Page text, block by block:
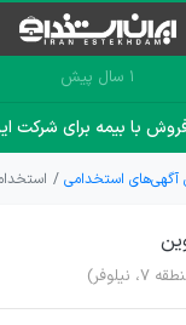
۱ سال پیش
با بیمه برای شرکت
استخدامی